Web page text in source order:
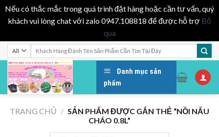
Nếu có thắc mắc trong quá trình đặt hàng hoặc cần tư vấn, quý
khách vui lòng chat với zalo 0947.108818 để được hỗ trợ Bỏ
qua
Skip
to
content
Danh mục sản
phẩm
TRANG CHỦ / SẢN PHẨM ĐƯỢC GẮN THẺ “NỒI NẤU
CHÁO 0.8L”